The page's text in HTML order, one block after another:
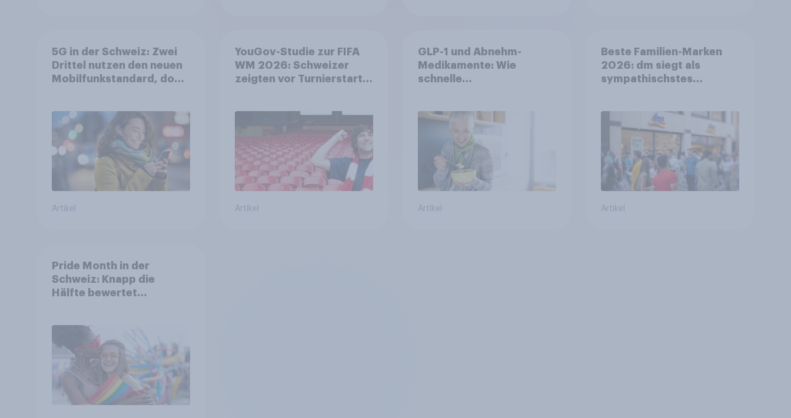
5G in der Schweiz: Zwei
Drittel nutzen den neuen
Mobilfunkstandard, doch
Artikel
YouGov-Studie zur FIFA
WM 2026: Schweizer
zeigten vor Turnierstart
Artikel
GLP-1 und Abnehm-
Medikamente: Wie
schnelle
umgestalten
Artikel
Beste Familien-Marken
2026: dm siegt als
sympathischstes
Artikel
Pride Month in der
Schweiz: Knapp die
Hälfte bewertet
bleibt umstritten